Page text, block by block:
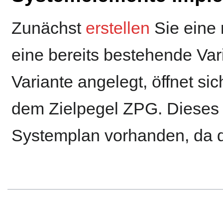
Zunächst erstellen Sie eine
eine bereits bestehende
Variante angelegt, öffnet
dem Zielpegel ZPG.
Systemplan vorhanden, da